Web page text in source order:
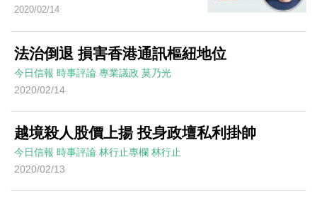
2020/02/14
法治倒退 損害香港通訊樞紐地位
今日信報 時事評論 專業議政 莫乃光
2020/02/14
越境殺人股價上揚 投身政壇私利掛帥
今日信報 時事評論 林行止專欄 林行止
2020/02/13